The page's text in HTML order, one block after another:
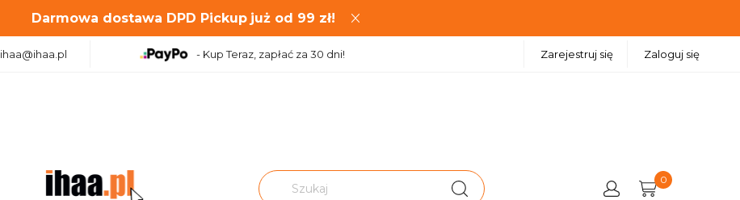
Darmowa dostawa DPD Pickup już od 99 zł!
ihaa@ihaa.pl - Kup Teraz, zapłać za 30 dni! Zarejestruj się Zaloguj się
0